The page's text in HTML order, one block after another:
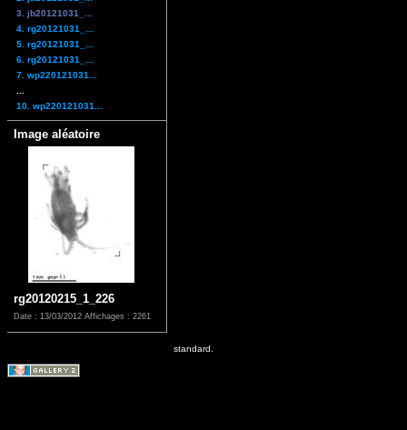
3. jb20121031_...
4. rg20121031_...
5. rg20121031_...
6. rg20121031_...
7. wp220121031...
10. wp220121031...
Image aléatoire
rg20120215_1_226
Date : 13/03/2012 Affichages : 2261
standard.